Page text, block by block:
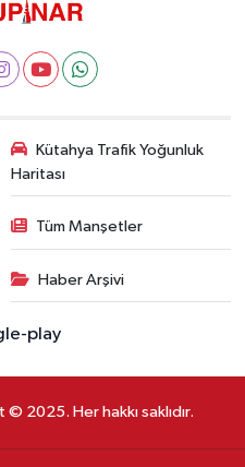
Kütahya Trafik Yoğunluk
Haritası
Tüm Manşetler
Haber Arşivi
2025. Her hakkı saklıdır.